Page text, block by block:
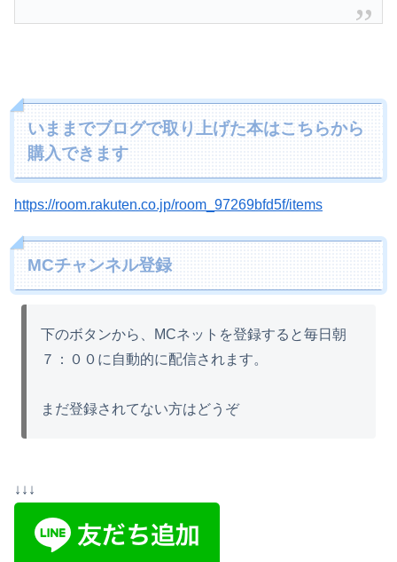
いままでブログで取り上げた本はこちらから
購入できます
https://room.rakuten.co.jp/room_97269bfd5f/items
MCチャンネル登録
下のボタンから、MCネットを登録すると毎日朝
７：００に自動的に配信されます。
まだ登録されてない方はどうぞ
↓↓↓